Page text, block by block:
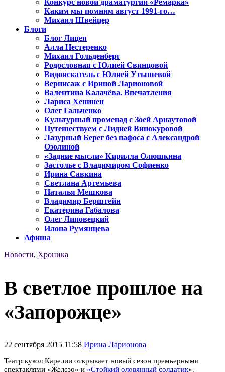
Конкурс новой драматургии «Ремарка»
Каким мы помним август 1991-го…
Михаил Швейцер
Блоги
Блог Лицея
Алла Нестеренко
Михаил Гольденберг
Родословная с Юлией Свинцовой
Видоискатель с Юлией Утышевой
Вернисаж с Ириной Ларионовой
Валентина Калачёва. Впечатления
Лариса Хенинен
Олег Гальченко
Культурный променад с Зоей Арнаутовой
Путешествуем с Лидией Винокуровой
Лазурный Берег без пафоса с Александрой
Озолиной
«Задние мысли» Кирилла Олюшкина
Застолье с Владимиром Софиенко
Ирина Савкина
Светлана Артемьева
Наталья Мешкова
Владимир Берштейн
Екатерина Габалова
Олег Липовецкий
Илона Румянцева
Афиша
Новости, Хроника
В светлое прошлое на
«Запорожце»
22 сентября 2015 11:58 Ирина Ларионова
Театр кукол Карелии открывает новый сезон премьерными
спектаклями «Железо» и «Стойкий оловянный солдатик».